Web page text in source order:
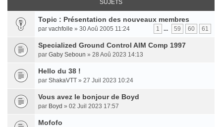
SUJETS
Topic : Présentation des nouveaux membres
1 ... 59 60 61
par vachfolle » 30 Aoû 2005 11:24
Specialized Ground Control AIM Comp 1997
par Gaby Seboun » 28 Aoû 2023 14:13
Hello du 38 !
par ShakaVTT » 27 Juil 2023 10:24
Vous avez le bonjour de Boyd
par Boyd » 02 Juil 2023 17:57
Mofofo